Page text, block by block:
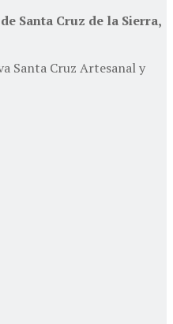
Santa Cruz de la Sierra,